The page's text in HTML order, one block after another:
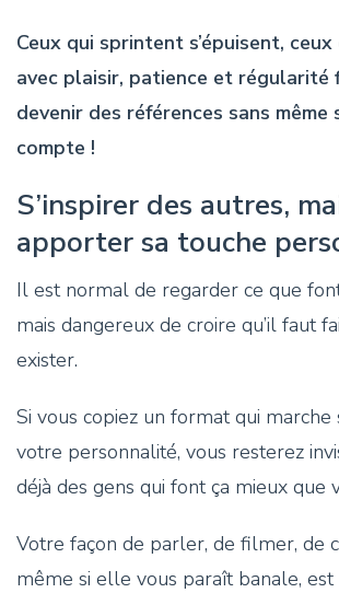
Ceux qui sprintent s’épuisent,
avec plaisir, patience et régularité
devenir des références sans même
compte !
S’inspirer des autres,
apporter sa touche
Il est normal de regarder ce que
mais dangereux de croire qu’il faut
exister.
Si vous copiez un format qui
votre personnalité, vous resterez
déjà des gens qui font ça mieux que
Votre façon de parler, de filmer, de
même si elle vous paraît banale, est